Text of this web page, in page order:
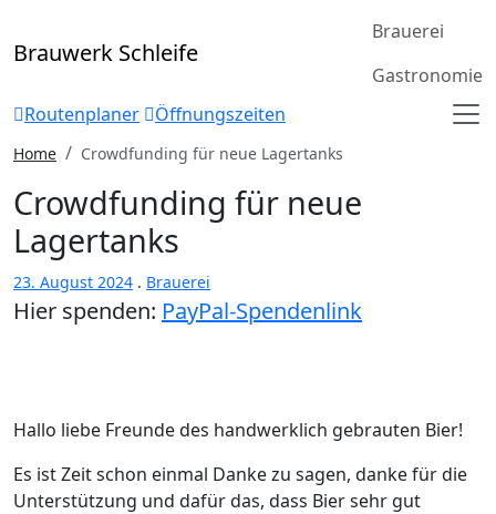
content
Brauwerk Schleife
Brauerei
Gastronomie
Routenplaner
Öffnungszeiten
Home Crowdfunding für neue Lagertanks
Crowdfunding für neue
Lagertanks
23. August 2024 . Brauerei
Hier spenden: PayPal-Spendenlink
Hallo liebe Freunde des handwerklich gebrauten Bier!
Es ist Zeit schon einmal Danke zu sagen, danke für die
Unterstützung und dafür das, dass Bier sehr gut